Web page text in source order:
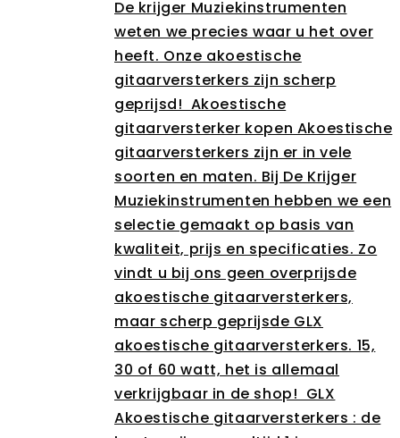
De krijger Muziekinstrumenten
weten we precies waar u het over
heeft. Onze akoestische
gitaarversterkers zijn scherp
geprijsd! Akoestische
gitaarversterker kopen Akoestische
gitaarversterkers zijn er in vele
soorten en maten. Bij De Krijger
Muziekinstrumenten hebben we een
selectie gemaakt op basis van
kwaliteit, prijs en specificaties. Zo
vindt u bij ons geen overprijsde
akoestische gitaarversterkers,
maar scherp geprijsde GLX
akoestische gitaarversterkers. 15,
30 of 60 watt, het is allemaal
verkrijgbaar in de shop! GLX
Akoestische gitaarversterkers : de